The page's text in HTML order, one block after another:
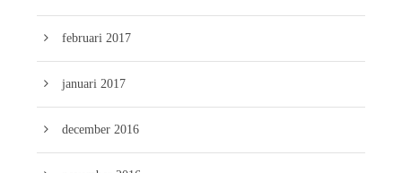
februari 2017
januari 2017
december 2016